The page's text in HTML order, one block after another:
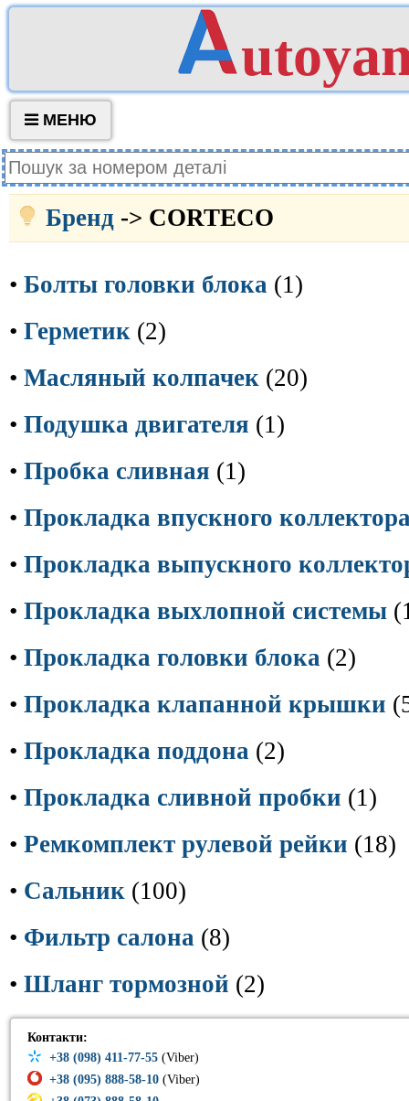
МЕНЮ
Бренд -> CORTECO
• Болты головки блока (1)
• Герметик (2)
• Масляный колпачек (20)
• Подушка двигателя (1)
• Пробка сливная (1)
• Прокладка впускного
• Прокладка выпускного
• Прокладка выхлопной системы
• Прокладка головки блока (2)
• Прокладка клапанной крышки
• Прокладка поддона (2)
• Прокладка сливной пробки (1)
• Ремкомплект рулевой рейки (18)
• Сальник (100)
• Фильтр салона (8)
• Шланг тормозной (2)
Контакти:
+38 (098) 411-77-55 (Viber)
+38 (095) 888-58-10 (Viber)